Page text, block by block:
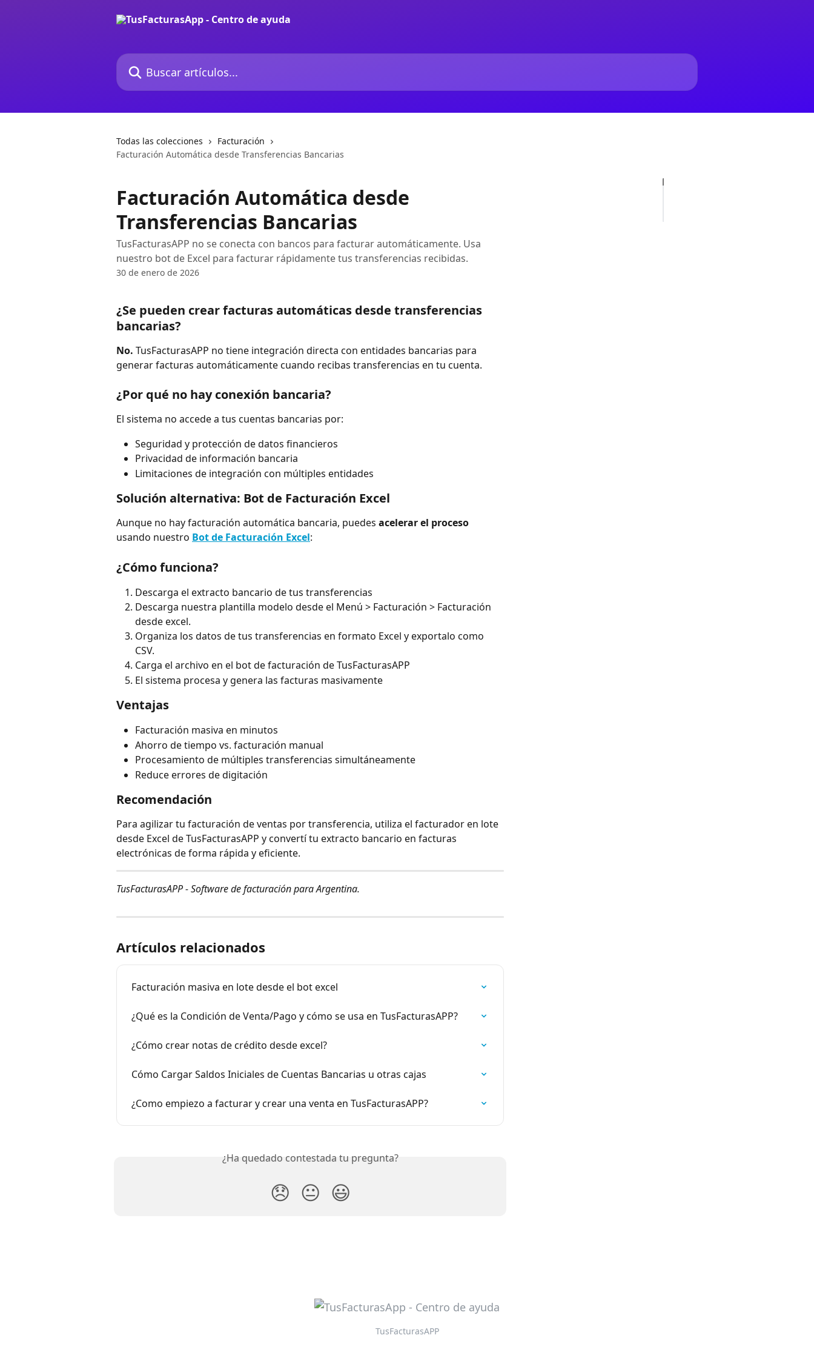
Buscar artículos...
Todas las colecciones
Facturación
Facturación Automática desde Transferencias Bancarias
Facturación Automática desde
Transferencias Bancarias
TusFacturasAPP no se conecta con bancos para facturar automáticamente. Usa
nuestro bot de Excel para facturar rápidamente tus transferencias recibidas.
30 de enero de 2026
¿Se pueden crear facturas automáticas desde transferencias
bancarias?
No. TusFacturasAPP no tiene integración directa con entidades bancarias para
generar facturas automáticamente cuando recibas transferencias en tu cuenta.
¿Por qué no hay conexión bancaria?
El sistema no accede a tus cuentas bancarias por:
Seguridad y protección de datos financieros
Privacidad de información bancaria
Limitaciones de integración con múltiples entidades
Solución alternativa: Bot de Facturación Excel
Aunque no hay facturación automática bancaria, puedes acelerar el proceso
usando nuestro Bot de Facturación Excel:
¿Cómo funciona?
Descarga el extracto bancario de tus transferencias
Descarga nuestra plantilla modelo desde el Menú > Facturación > Facturación
desde excel.
Organiza los datos de tus transferencias en formato Excel y exportalo como
CSV.
Carga el archivo en el bot de facturación de TusFacturasAPP
El sistema procesa y genera las facturas masivamente
Ventajas
Facturación masiva en minutos
Ahorro de tiempo vs. facturación manual
Procesamiento de múltiples transferencias simultáneamente
Reduce errores de digitación
Recomendación
Para agilizar tu facturación de ventas por transferencia, utiliza el facturador en lote
desde Excel de TusFacturasAPP y convertí tu extracto bancario en facturas
electrónicas de forma rápida y eficiente.
TusFacturasAPP - Software de facturación para Argentina.
Artículos relacionados
Facturación masiva en lote desde el bot excel
¿Qué es la Condición de Venta/Pago y cómo se usa en TusFacturasAPP?
¿Cómo crear notas de crédito desde excel?
Cómo Cargar Saldos Iniciales de Cuentas Bancarias u otras cajas
¿Como empiezo a facturar y crear una venta en TusFacturasAPP?
¿Ha quedado contestada tu pregunta?
😞 😐 😃
TusFacturasAPP